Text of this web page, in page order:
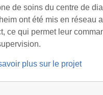
de soins du centre de
ont été mis en réseau
ce qui permet leur
plus sur le projet